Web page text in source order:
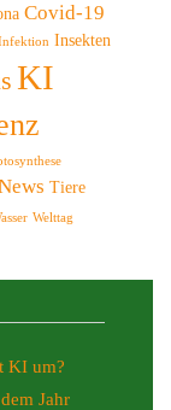
Covid-19
Insekten
KI
Tiere
Welttag
KI um?
Jahr